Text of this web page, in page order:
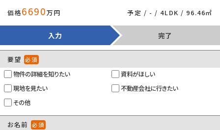
×
価格6690万円 予定 / - / 4LDK / 96.46㎡
入力 完了
要望 必須
物件の詳細を知りたい
資料がほしい
現地を見たい
不動産会社に行きたい
その他
お名前 必須